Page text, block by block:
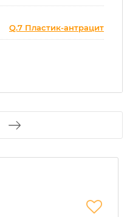
Q.7 Пластик-антрацит